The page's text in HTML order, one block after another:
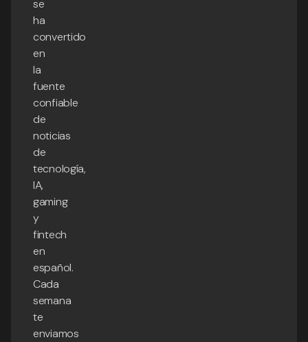
se
ha
convertido
en
la
fuente
confiable
de
noticias
de
tecnología,
IA,
gaming
y
fintech
en
español.
Cada
semana
te
enviamos